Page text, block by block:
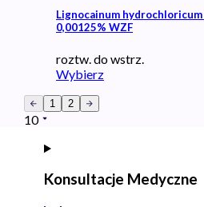
Lignocainum
0,00125% WZF
roztw. do wstrz.
Wybierz
1 2
10
Konsultacje Medyczne